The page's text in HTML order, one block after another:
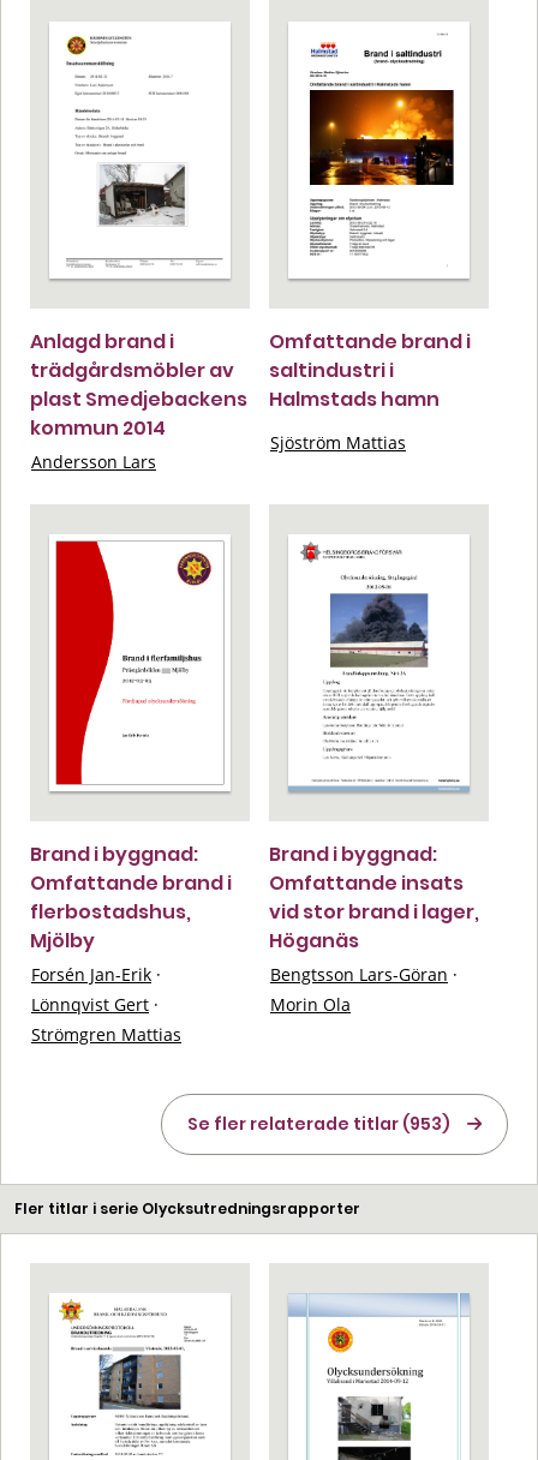
Anlagd brand i
trädgårdsmöbler av
plast Smedjebackens
kommun 2014
Andersson Lars
Omfattande brand i
saltindustri i
Halmstads hamn
Sjöström Mattias
Brand i byggnad:
Omfattande brand i
flerbostadshus,
Mjölby
Forsén Jan-Erik ·
Lönnqvist Gert ·
Strömgren Mattias
Brand i byggnad:
Omfattande insats
vid stor brand i lager,
Höganäs
Bengtsson Lars-Göran ·
Morin Ola
Se fler relaterade titlar (953)
Fler titlar i serie Olycksutredningsrapporter